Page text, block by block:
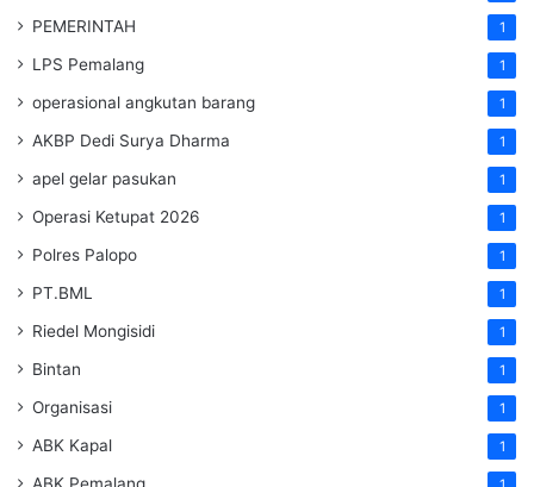
PEMERINTAH 1
LPS Pemalang 1
operasional angkutan barang 1
AKBP Dedi Surya Dharma 1
apel gelar pasukan 1
Operasi Ketupat 2026 1
Polres Palopo 1
PT.BML 1
Riedel Mongisidi 1
Bintan 1
Organisasi 1
ABK Kapal 1